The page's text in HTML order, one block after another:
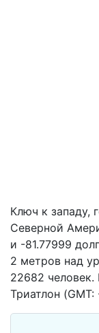
Ключ к западу,
Северной
и -81.77999
2 метров над
22682
Триатлон (GMT: